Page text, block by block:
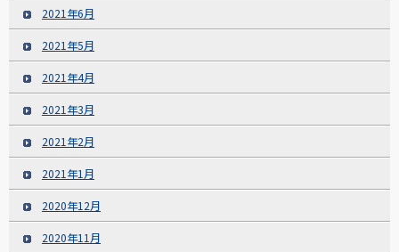
2021年6月
2021年5月
2021年4月
2021年3月
2021年2月
2021年1月
2020年12月
2020年11月